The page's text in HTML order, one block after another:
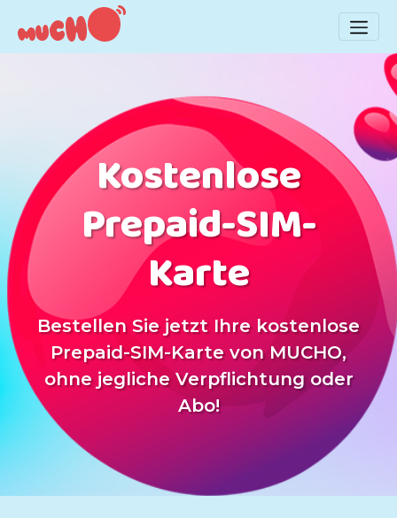
Kostenlose
Prepaid-SIM-
Karte
Bestellen Sie jetzt Ihre kostenlose
Prepaid-SIM-Karte von MUCHO,
ohne jegliche Verpflichtung oder
Abo!